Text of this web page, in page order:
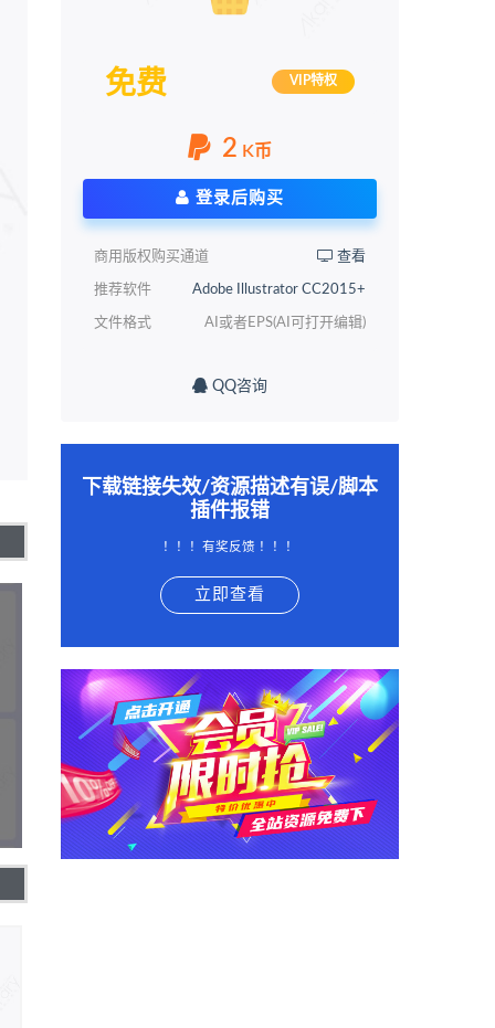
免费 VIP特权
2 K币
登录后购买
商用版权购买通道 查看
推荐软件 Adobe Illustrator CC2015+
文件格式 AI或者EPS(AI可打开编辑)
QQ咨询
下载链接失效/资源描述有误/脚本
插件报错
！！！有奖反馈 ！！！
立即查看